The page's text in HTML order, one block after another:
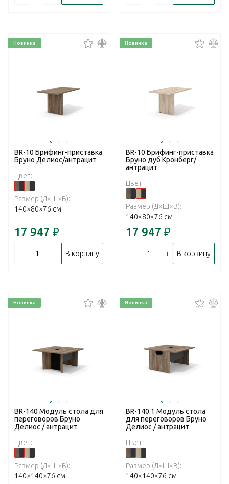
Новинка
BR-10 Брифинг-приставка
Бруно Делиос/антрацит
Цвет:
Размер (Д×Ш×В):
140×80×76 см
17 947 ₽
– + В корзину
Новинка
BR-10 Брифинг-приставка
Бруно дуб Кронберг/
антрацит
Цвет:
Размер (Д×Ш×В):
140×80×76 см
17 947 ₽
– + В корзину
Новинка
BR-140 Модуль стола для
переговоров Бруно
Делиос / антрацит
Цвет:
Размер (Д×Ш×В):
140×140×76 см
Новинка
BR-140.1 Модуль стола
для переговоров Бруно
Делиос / антрацит
Цвет:
Размер (Д×Ш×В):
140×140×76 см